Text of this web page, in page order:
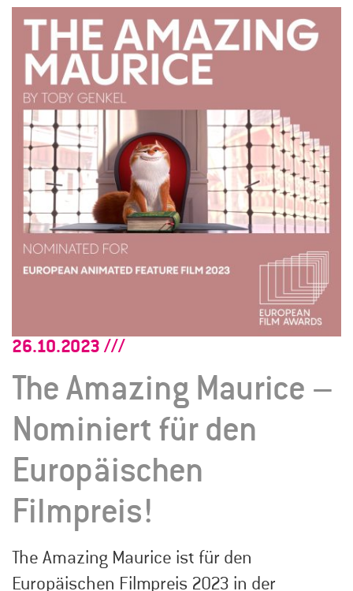
26.10.2023
The Amazing Maurice –
Nominiert für den
Europäischen
Filmpreis!
The Amazing Maurice ist für den
Europäischen Filmpreis 2023 in der